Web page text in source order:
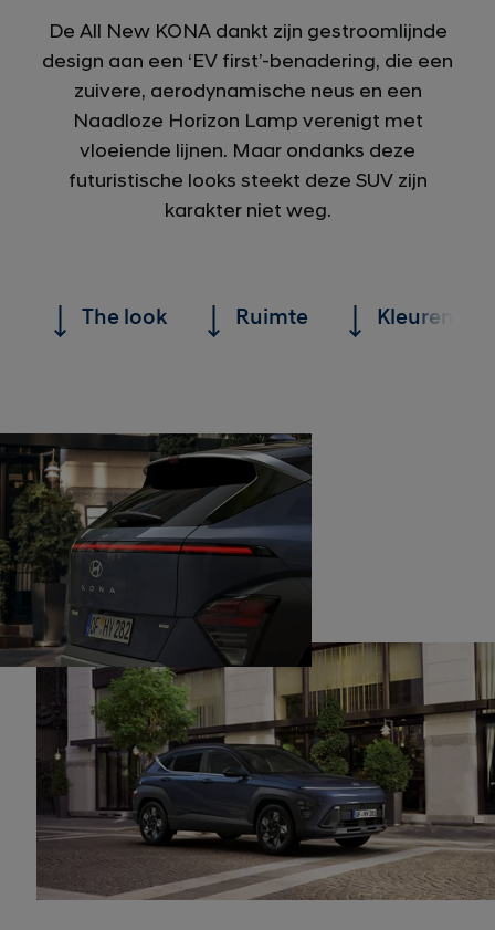
De All New KONA dankt zijn gestroomlijnde
design aan een ‘EV first’-benadering, die een
zuivere, aerodynamische neus en een
Naadloze Horizon Lamp verenigt met
vloeiende lijnen. Maar ondanks deze
futuristische looks steekt deze SUV zijn
karakter niet weg.
The look Ruimte Kleuren